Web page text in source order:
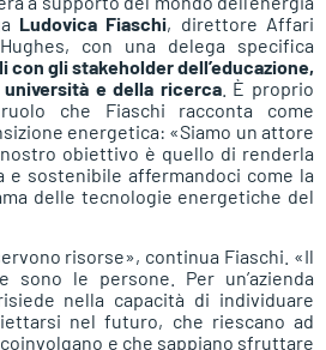
Ludovica Fiaschi, direttore Affari
con una delega specifica
con gli stakeholder dell’educazione,
e della ricerca. È proprio
che Fiaschi racconta come
energetica: «Siamo un attore
obiettivo è quello di renderla
e sostenibile affermandoci come la
delle tecnologie energetiche del
risorse», continua Fiaschi. «Il
sono le persone. Per un’azienda
nella capacità di individuare
nel futuro, che riescano ad
e che sappiano sfruttare